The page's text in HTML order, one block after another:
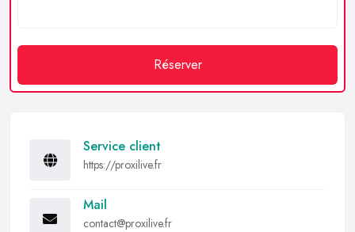
Réserver
Service client
https://proxilive.fr
Mail
contact@proxilive.fr